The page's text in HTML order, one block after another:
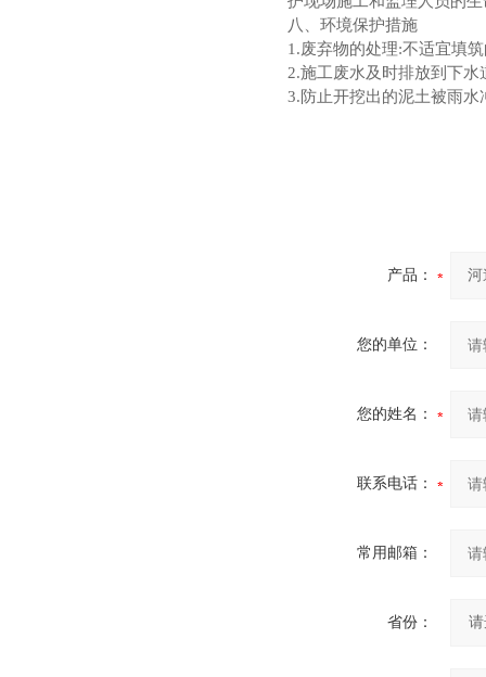
八、环境保护措施
1.废弃物的处理:不适宜填
2.施工废水及时排放到下
3.防止开挖出的泥土被雨
产品：
您的单位：
您的姓名：
联系电话：
常用邮箱：
省份：